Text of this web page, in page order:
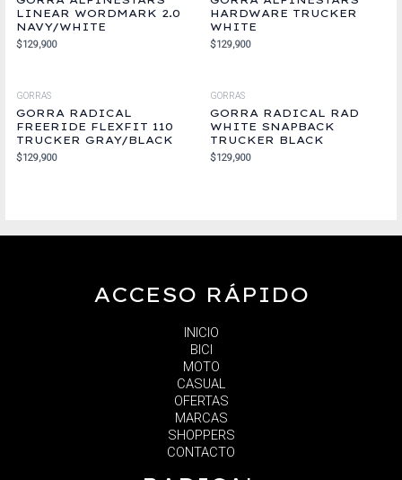
LINEAR WORDMARK 2.0
NAVY/WHITE
$129,900
HARDWARE TRUCKER
WHITE
$129,900
GORRAS
GORRA RADICAL
FREERIDE FLEXFIT 110
TRUCKER GRAY/BLACK
$129,900
GORRAS
GORRA RADICAL RAD
WHITE SNAPBACK
TRUCKER BLACK
$129,900
ACCESO RÁPIDO
INICIO
BICI
MOTO
CASUAL
OFERTAS
MARCAS
SHOPPERS
CONTACTO